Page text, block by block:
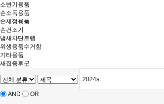
소변기용품
손소독용품
손세정용품
손건조기
냄새차단트랩
위생용품수거함
기타용품
새집증후군
AND OR